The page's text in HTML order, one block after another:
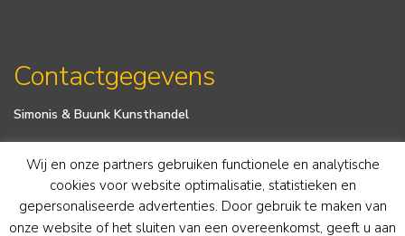
Contactgegevens
Simonis & Buunk Kunsthandel
dinsdag t/m zaterdag van 11-17 uur.
Telefoon+31 (0) 318 652888
www.simonis-buunk.nl
info@simonis-buunk.nl
Wij en onze partners gebruiken functionele en analytische
cookies voor website optimalisatie, statistieken en
gepersonaliseerde advertenties. Door gebruik te maken van
onze website of het sluiten van een overeenkomst, geeft u aan